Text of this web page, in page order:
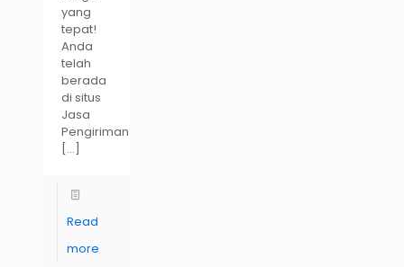
yang
tepat!
Anda
telah
berada
di situs
Jasa
Pengiriman
[…]
Read
more